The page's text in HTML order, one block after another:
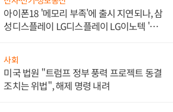
아이폰18 '메모리 부족'에 출시 지연되나, 삼
성디스플레이 LG디스플레이 LG이노텍 '탈
사회
미국 법원 "트럼프 정부 풍력 프로젝트 동결
조치는 위법", 해제 명령 내려